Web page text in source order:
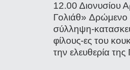
12.00 Διονυσίου
Γολιάθ» Δρώμενο
σύλληψη-
φίλους-ες του
την ελευθερία της